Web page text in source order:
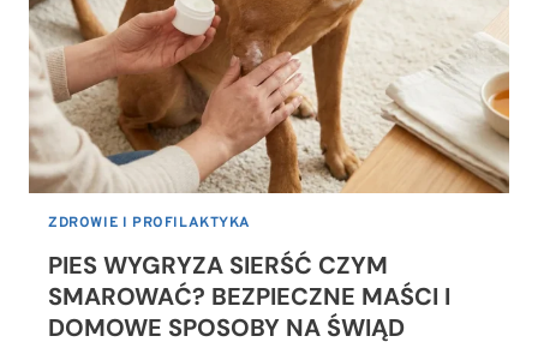
ZDROWIE I PROFILAKTYKA
PIES WYGRYZA SIERŚĆ CZYM
SMAROWAĆ? BEZPIECZNE MAŚCI I
DOMOWE SPOSOBY NA ŚWIĄD